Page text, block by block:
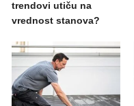
trendovi utiču na
vrednost stanova?